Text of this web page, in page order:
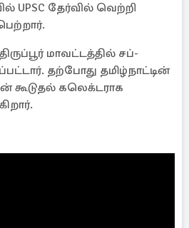
UPSC தேர்வில் வெற்றி
மாவட்டத்தில் சப்-
தற்போது தமிழ்நாட்டின்
கூடுதல் கலெக்டராக